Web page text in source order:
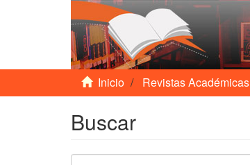
Inicio Revistas Académicas
Buscar